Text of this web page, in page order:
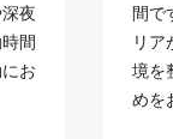
夜
間
お
間で
リア
境を
めを